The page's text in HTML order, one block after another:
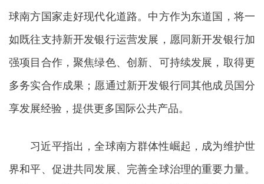
球南方国家走好现代化道路。中方作为东道国，将一
如既往支持新开发银行运营发展，愿同新开发银行加
强项目合作，聚焦绿色、创新、可持续发展，取得更
多务实合作成果；愿通过新开发银行同其他成员国分
享发展经验，提供更多国际公共产品。
习近平指出，全球南方群体性崛起，成为维护世
界和平、促进共同发展、完善全球治理的重要力量。